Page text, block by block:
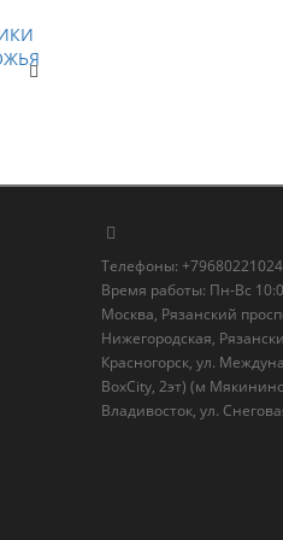
Телефоны:
Время работы: Пн-Вс
Москва, Рязанский
Нижегородская,
Красногорск, ул.
BoxСity, 2эт) (м
Владивосток, ул.